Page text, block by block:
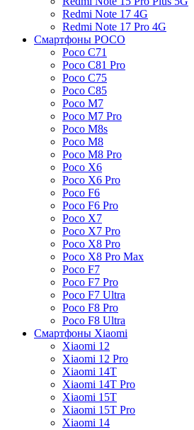
Redmi Note 17 4G
Redmi Note 17 Pro 4G
Смартфоны POCO
Poco C71
Poco C81 Pro
Poco C75
Poco C85
Poco M7
Poco M7 Pro
Poco M8s
Poco M8
Poco M8 Pro
Poco X6
Poco X6 Pro
Poco F6
Poco F6 Pro
Poco X7
Poco X7 Pro
Poco X8 Pro
Poco X8 Pro Max
Poco F7
Poco F7 Pro
Poco F7 Ultra
Poco F8 Pro
Poco F8 Ultra
Смартфоны Xiaomi
Xiaomi 12
Xiaomi 12 Pro
Xiaomi 14T
Xiaomi 14T Pro
Xiaomi 15T
Xiaomi 15T Pro
Xiaomi 14